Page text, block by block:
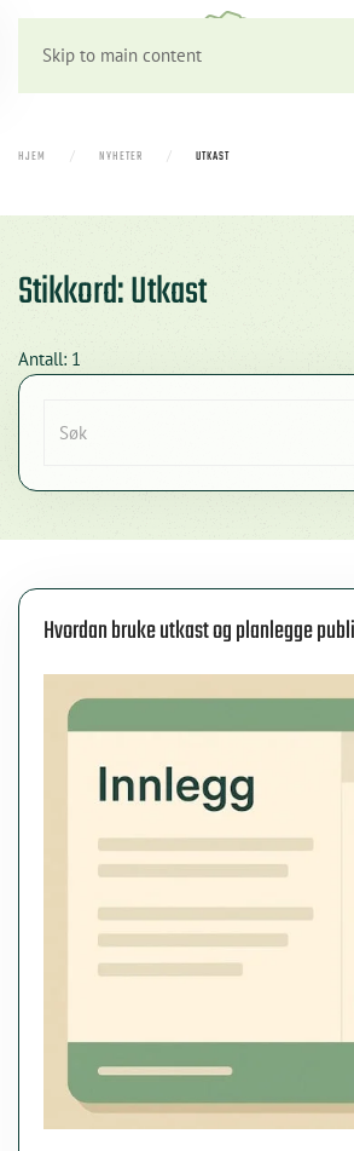
Skip to main content
HJEM NYHETER UTKAST
Stikkord: Utkast
Antall: 1
Hvordan bruke utkast og planlegge